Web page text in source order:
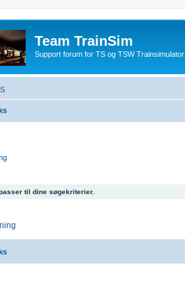
Team TrainSim
Support forum for TS og TSW Trainsimulator
til dine søgekriterier.